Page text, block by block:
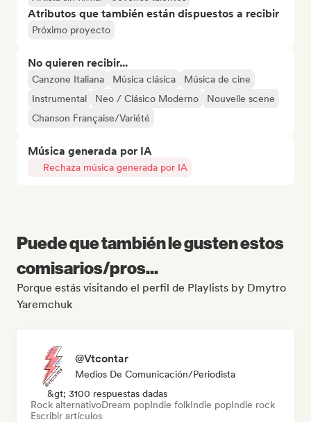
Atributos que también están dispuestos a recibir
Próximo proyecto
No quieren recibir...
Canzone Italiana Música clásica
Música de cine
Instrumental
Neo / Clásico Moderno
Nouvelle scene
Chanson Française/Variété
Música generada por IA
Rechaza música generada por IA
Puede que también le gusten estos
comisarios/pros...
Porque estás visitando el perfil de Playlists by Dmytro
Yaremchuk
@Vtcontar
Medios De Comunicación/Periodista
&gt; 3100 respuestas dadas
Rock alternativoDream popIndie folkIndie popIndie rock
Escribir artículos